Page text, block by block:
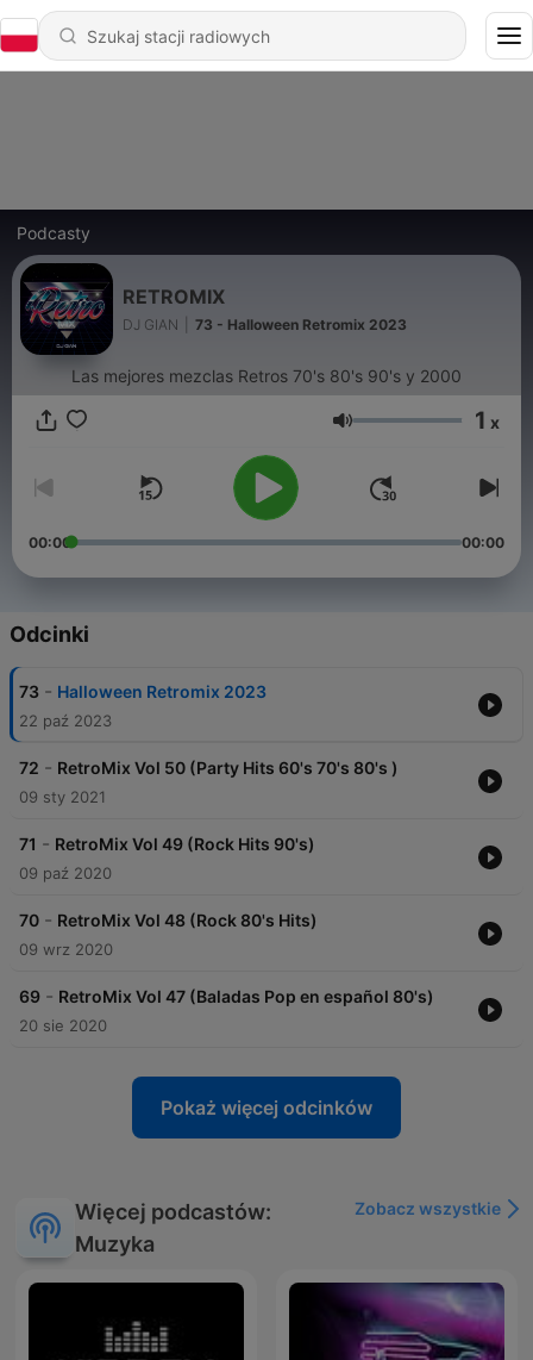
Podcasty
RETROMIX
DJ GIAN 73 - Halloween Retromix 2023
Las mejores mezclas Retros 70's 80's 90's y 2000
Głośność 1 x
00:00 00:00
Odcinki
73 - Halloween Retromix 2023
22 paź 2023
72 - RetroMix Vol 50 (Party Hits 60's 70's 80's )
09 sty 2021
71 - RetroMix Vol 49 (Rock Hits 90's)
09 paź 2020
70 - RetroMix Vol 48 (Rock 80's Hits)
09 wrz 2020
69 - RetroMix Vol 47 (Baladas Pop en español 80's)
20 sie 2020
Pokaż więcej odcinków
Więcej podcastów:
Muzyka
Zobacz wszystkie